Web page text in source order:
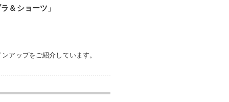
＆ショーツ」
アップをご紹介しています。